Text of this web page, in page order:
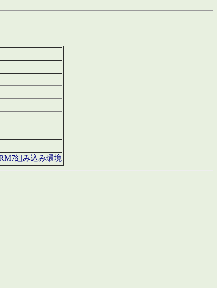
組み込み環境